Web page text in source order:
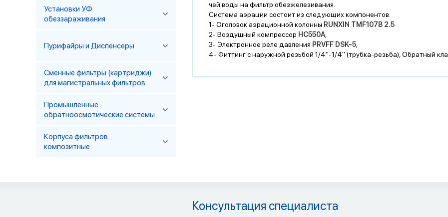
чей воды на фильтр обезжелезивания.
Система аэрации состоит из следующих компонентов:
1- Оголовок аэрационной колонны RUNXIN TMF107B 2.5
2- Воздушный компрессор HC550A;
3- Электронное реле давления PRVFF DSK-5;
4- Фиттинг с наружной резьбой 1/4"-1/4" (трубка-резьба), Обратный
Установки УФ
обеззараживания
Пурифайры и Диспенсеры
Сменные фильтры (картриджи)
для магистральных фильтров
Промышленные
обратноосмотические системы
Корпуса фильтров
композитные
Консультация специалиста